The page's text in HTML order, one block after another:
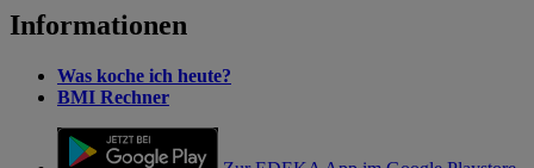
Informationen
Was koche ich heute?
BMI Rechner